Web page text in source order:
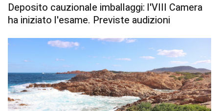
Deposito cauzionale imballaggi: l'VIII Camera
ha iniziato l'esame. Previste audizioni